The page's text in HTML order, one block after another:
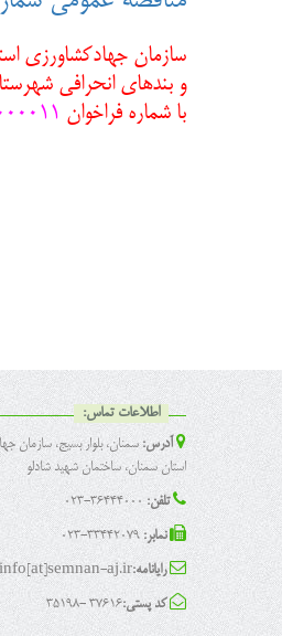
سازمان جهادكشاورزي
با شماره فراخوان
كميسيون
اطلاعات تماس:
آدرس:سمنان، بلوار بسیج، سازمان
استان سمنان، ساختمان شهید شادلو
تلفن: 36444000-023
نمابر: 33442079-023
رایانامه:info[at]semnan-aj.ir
کد پستی:37616 -35198